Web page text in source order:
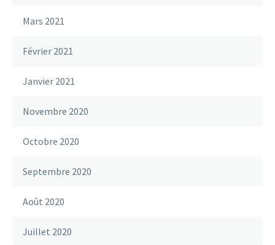
Mars 2021
Février 2021
Janvier 2021
Novembre 2020
Octobre 2020
Septembre 2020
Août 2020
Juillet 2020